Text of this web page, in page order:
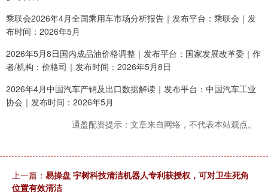
乘联会2026年4月全国乘用车市场分析报告｜发布平台：乘联会｜发
布时间：2026年5月
2026年5月8日国内成品油价格调整｜发布平台：国家发展改革委｜作
者/机构：价格司｜发布时间：2026年5月8日
2026年4月中国汽车产销及出口数据解读｜发布平台：中国汽车工业
协会｜发布时间：2026年5月
通盈配资提示：文章来自网络，不代表本站观点。
上一篇： 易操盘 宇树科技清洁机器人专利获授权，可对卫生死角
位置有效清洁